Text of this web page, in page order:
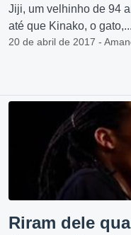
Jiji, um velhinho de 94
até que Kinako, o gato,...
20 de abril de 2017 -
Riram dele